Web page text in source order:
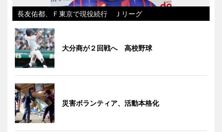
長友佑都、Ｆ東京で現役続行 Ｊリーグ
大分商が２回戦へ 高校野球
災害ボランティア、活動本格化